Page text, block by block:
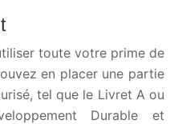
toute votre prime de
en placer une partie
tel que le Livret A ou
Durable et